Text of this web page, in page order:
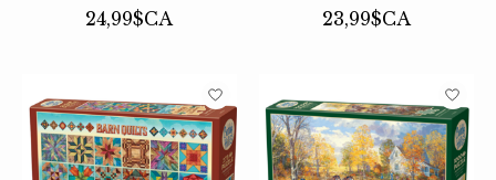
24,99$CA
23,99$CA